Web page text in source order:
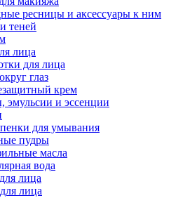
ресницы и аксессуары к ним
теней
лица
для лица
глаз
крем
эмульсии и эссенции
для умывания
пудры
масла
вода
лица
лица